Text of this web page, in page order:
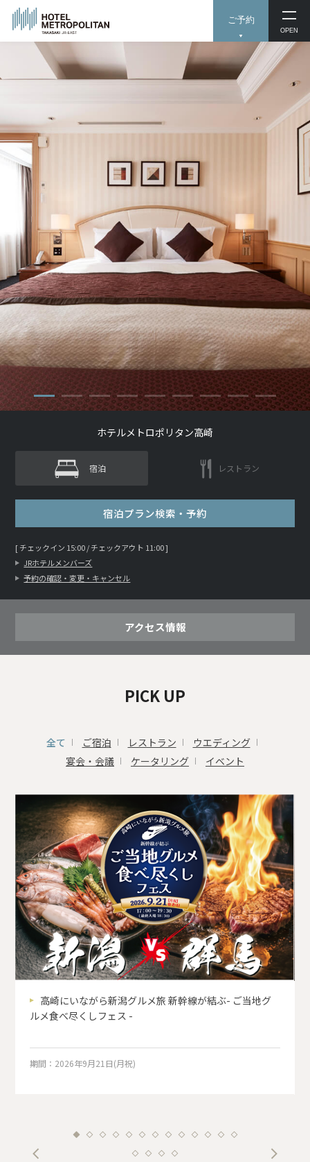
ご予約
OPEN
ホテルメトロポリタン高崎
宿泊 レストラン
宿泊プラン検索・予約
[ チェックイン 15:00 / チェックアウト 11:00 ]
JRホテルメンバーズ
予約の確認・変更・キャンセル
アクセス情報
PICK UP
全て ご宿泊 レストラン
ウエディング
宴会・会議
ケータリング イベント
高崎にいながら新潟グルメ旅 新幹線が結ぶ- ご当地グ
ルメ食べ尽くしフェス -
期間：2026年9月21日(月祝)